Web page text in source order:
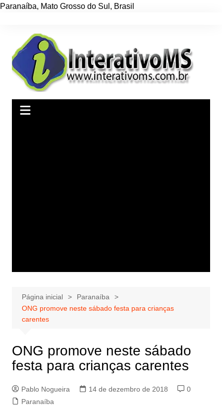
Paranaíba, Mato Grosso do Sul , Brasil
conteúdo
Página inicial
Paranaíba
ONG promove neste sábado festa para crianças
carentes
ONG promove neste sábado
festa para crianças carentes
Pablo Nogueira 14 de dezembro de 2018
0
Paranaíba